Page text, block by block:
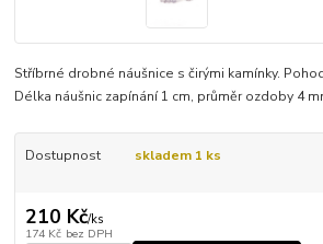
Stříbrné drobné náušnice s čirými kamínky.
Délka náušnic zapínání 1 cm, průměr ozdoby 4
Dostupnost skladem 1 ks
210 Kč/ks
174 Kč bez DPH